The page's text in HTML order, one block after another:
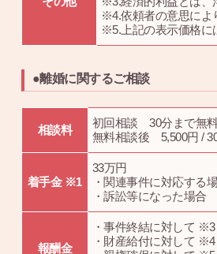
※4.依頼者の意思によ
※5.上記の表示価格に
●離婚に関するご相談
相談料
初回相談 30分まで無
無料相談後 5,500円 /
着手金 ※1
33万円
・関連事件に対応す
・訴訟等になった場合
報酬金
・事件終結に対して
・財産給付に対して